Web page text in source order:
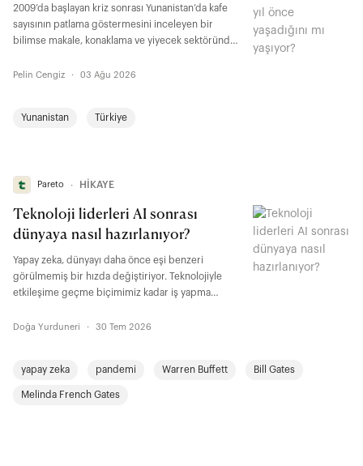
2009’da başlayan kriz sonrası Yunanistan’da kafe
sayısının patlama göstermesini inceleyen bir
bilimse makale, konaklama ve yiyecek sektöründe
reel ücretlerin ise yüzde 59 gerilediğin ortaya
taşıdı.
Pelin Cengiz · 03 Ağu 2026
Yunanistan Türkiye
Pareto ∙ HİKAYE
Teknoloji liderleri AI sonrası
dünyaya nasıl hazırlanıyor?
Yapay zeka, dünyayı daha önce eşi benzeri
görülmemiş bir hızda değiştiriyor. Teknolojiyle
etkileşime geçme biçimimiz kadar iş yapma
de dönüşüyor. Alana yön veren teknoloji liderleri,
senaryoları tasvir ediyor.
Doğa Yurduneri · 30 Tem 2026
yapay zeka pandemi Warren Buffett Bill Gates
Melinda French Gates